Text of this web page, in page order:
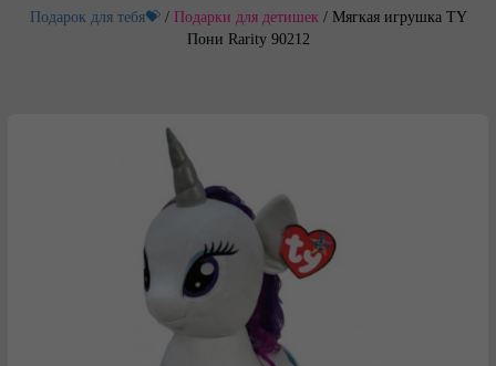
Подарок для тебя💝/ Подарки для детишек/ Мягкая игрушка TY
Пони Rarity 90212